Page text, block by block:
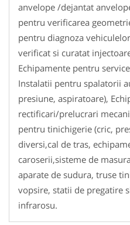
anvelope /dejantat
pentru verificarea
pentru diagnoza
verificat si curatat
Echipamente pentru
Instalatii pentru spalatorii
presiune, aspiratoare),
rectificari/prelucrari
pentru tinichigerie (cric,
diversi,cal de tras,
caroserii,sisteme de
aparate de sudura, truse
vopsire, statii de pregatire
infrarosu.